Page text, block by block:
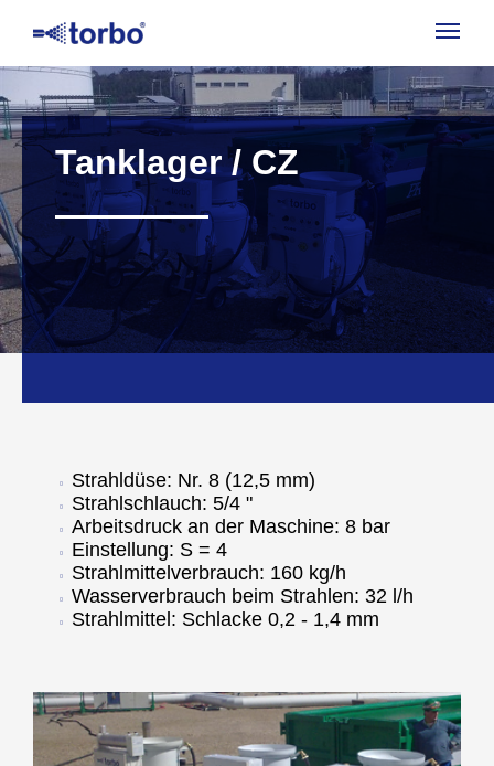
Tanklager / CZ
Strahldüse: Nr. 8 (12,5 mm)
Strahlschlauch: 5/4 "
Arbeitsdruck an der Maschine: 8 bar
Einstellung: S = 4
Strahlmittelverbrauch: 160 kg/h
Wasserverbrauch beim Strahlen: 32 l/h
Strahlmittel: Schlacke 0,2 - 1,4 mm